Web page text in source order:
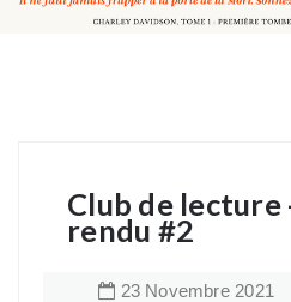
Club de lecture
rendu #2
23 Novembre 2021